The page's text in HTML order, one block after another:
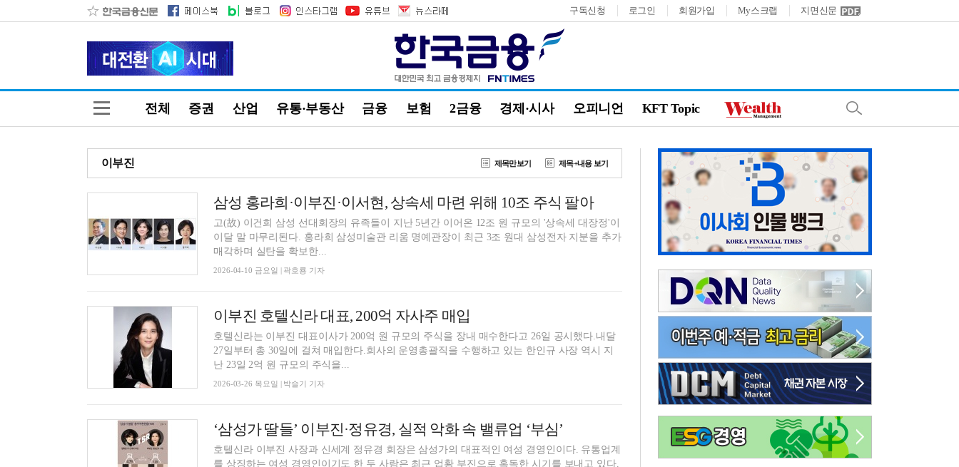
구독신청 로그인 회원가입 My스크랩 지면신문
전체 증권 산업 유통·부동산 금융 보험 2금융 경제·시사 오피니언 KFT Topic
이부진 제목만보기 제목+내용 보기
삼성 홍라희·이부진·이서현, 상속세 마련 위해 10조 주식 팔아
고(故) 이건희 삼성 선대회장의 유족들이 지난 5년간 이어온 12조 원 규모의 '상속세 대장정'이
이달 말 마무리된다. 홍라희 삼성미술관 리움 명예관장이 최근 3조 원대 삼성전자 지분을 추가
매각하며 실탄을 확보한...
2026-04-10 금요일 | 곽호룡 기자
이부진 호텔신라 대표, 200억 자사주 매입
호텔신라는 이부진 대표이사가 200억 원 규모의 주식을 장내 매수한다고 26일 공시했다.내달
27일부터 총 30일에 걸쳐 매입한다.회사의 운영총괄직을 수행하고 있는 한인규 사장 역시 지
난 23일 2억 원 규모의 주식을...
2026-03-26 목요일 | 박슬기 기자
‘삼성가 딸들’ 이부진·정유경, 실적 악화 속 밸류업 ‘부심’
호텔신라 이부진 사장과 신세계 정유경 회장은 삼성가의 대표적인 여성 경영인이다. 유통업계
를 상징하는 여성 경영인이기도 한 두 사람은 최근 업황 부진으로 혹독한 시기를 보내고 있다.